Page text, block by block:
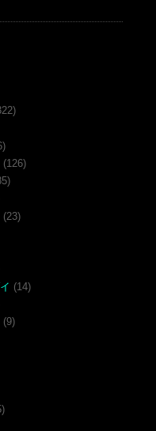
(126)
(23)
(14)
(9)